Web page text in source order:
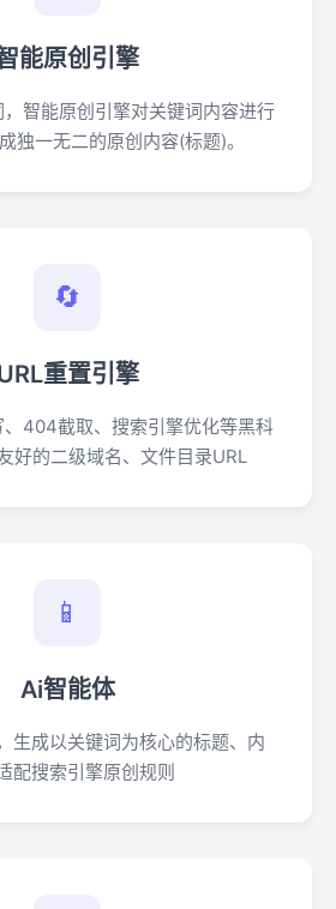
能原创引擎
智能原创引擎对关键词内容进行
独一无二的原创内容(标题)。
🔄
重置引擎
、404截取、搜索引擎优化等黑科
好的二级域名、文件目录URL
📱
Ai智能体
生成以关键词为核心的标题、内
配搜索引擎原创规则